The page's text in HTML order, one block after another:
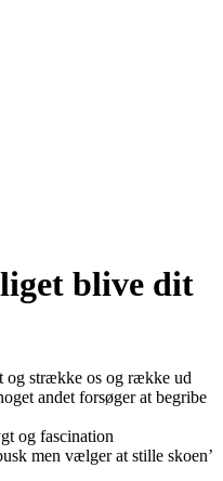
blive dit
og strække os og række ud
andet forsøger at begribe
og fascination
men vælger at stille skoen’